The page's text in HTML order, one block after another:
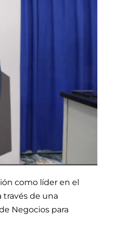
como líder en el
través de una
Negocios para